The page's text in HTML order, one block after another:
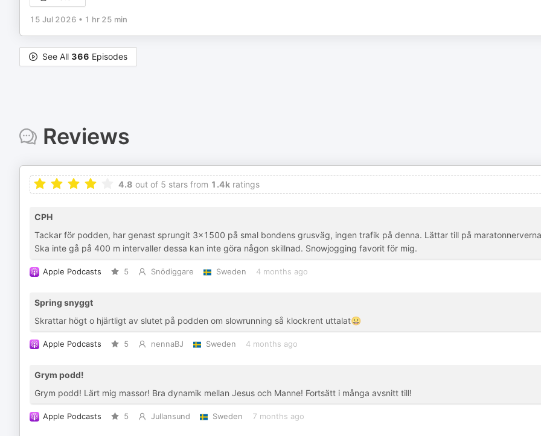
15 Jul 2026 • 1 hr 25 min
See All 366 Episodes
Reviews
4.8 out of 5 stars from 1.4k ratings
CPH
Tackar för podden, har genast sprungit 3x1500 på smal bondens grusväg, ingen trafik på denna. Lättar till på
Ska inte gå på 400 m intervaller dessa kan inte göra någon skillnad. Snowjogging favorit för mig.
Apple Podcasts 5 Snödiggare Sweden 4 months ago
Spring snyggt
Skrattar högt o hjärtligt av slutet på podden om slowrunning så klockrent uttalat😀
Apple Podcasts 5 nennaBJ Sweden 4 months ago
Grym podd!
Grym podd! Lärt mig massor! Bra dynamik mellan Jesus och Manne! Fortsätt i många avsnitt till!
Apple Podcasts 5 Jullansund Sweden 7 months ago